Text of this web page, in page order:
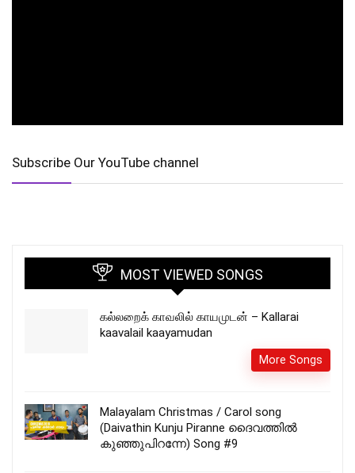
Subscribe Our YouTube channel
MOST VIEWED SONGS
கல்லறைக் காவலில் காயமுடன் – Kallarai
kaavalail kaayamudan
More Songs
Malayalam Christmas / Carol song
(Daivathin Kunju Piranne ദൈവത്തിൽ
കുഞ്ഞുപിറന്നേ) Song #9